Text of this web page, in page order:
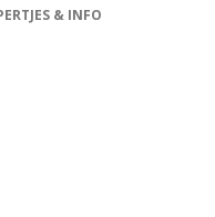
& INFO